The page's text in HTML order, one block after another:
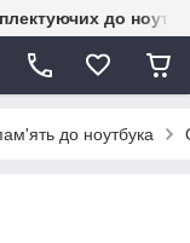
до
до ноутбука